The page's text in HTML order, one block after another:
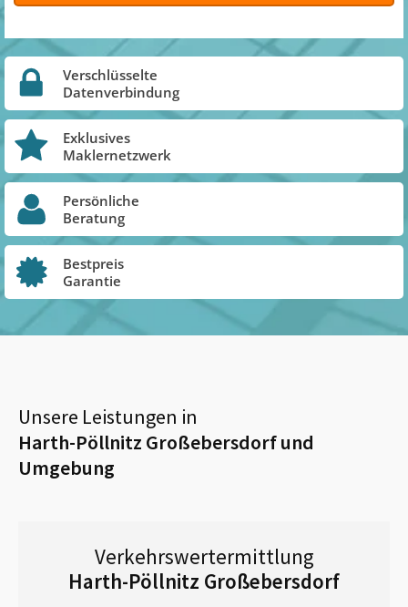
Verschlüsselte
Datenverbindung
Exklusives
Maklernetzwerk
Persönliche
Beratung
Bestpreis
Garantie
Unsere Leistungen in
Harth-Pöllnitz Großebersdorfund
Umgebung
Verkehrswertermittlung
Harth-Pöllnitz Großebersdorf